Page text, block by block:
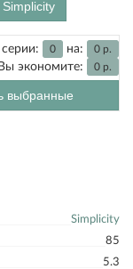
Simplicity
0 на: 0 р.
Вы экономите: 0 р.
выбранные
Simplicity
85
5.3